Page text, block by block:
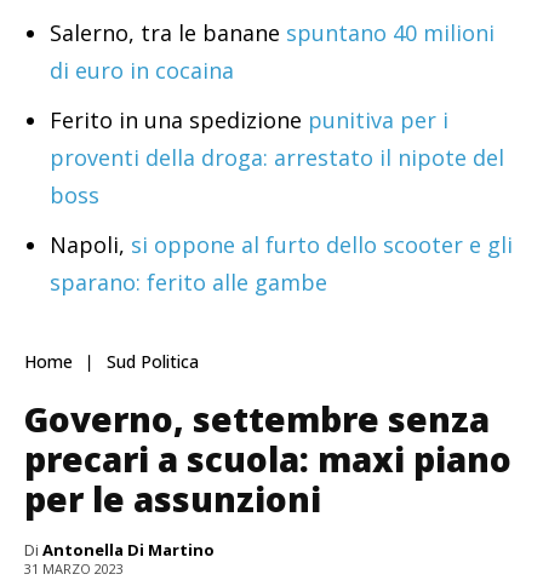
Salerno, tra le banane spuntano 40 milioni
di euro in cocaina
Ferito in una spedizione punitiva per i
proventi della droga: arrestato il nipote del
boss
Napoli, si oppone al furto dello scooter e gli
sparano: ferito alle gambe
Home Sud Politica
Governo, settembre senza
precari a scuola: maxi piano
per le assunzioni
Di Antonella Di Martino
31 MARZO 2023